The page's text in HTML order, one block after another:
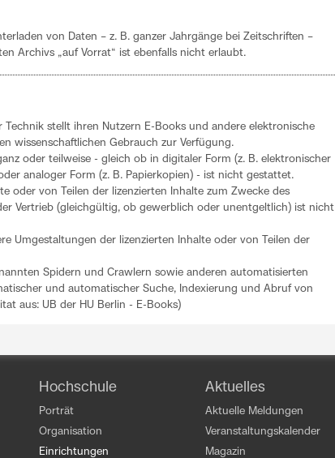
von Daten – z. B. ganzer Jahrgänge bei Zeitschriften –
Archivs „auf Vorrat“ ist ebenfalls nicht erlaubt.
stellt ihren Nutzern E-Books und andere elektronische
wissenschaftlichen Gebrauch zur Verfügung.
oder teilweise - gleich ob in digitaler Form (z. B. elektronischer
analoger Form (z. B. Papierkopien) - ist nicht gestattet.
oder von Teilen der lizenzierten Inhalte zum Zwecke des
Vertrieb (gleichgültig, ob gewerblich oder unentgeltlich) ist nicht
Umgestaltungen der lizenzierten Inhalte oder von Teilen der
Spidern und Crawlern sowie anderen automatisierten
und automatischer Suche, Indexierung und Abruf von
aus: UB der HU Berlin - E-Books)
Hochschule
Porträt
Organisation
Einrichtungen
Aktuelles
Aktuelle Meldungen
Veranstaltungskalender
Magazin